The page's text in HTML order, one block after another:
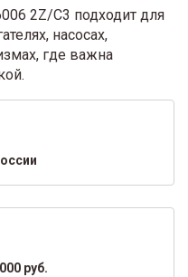
2Z/C3 подходит для
насосах,
где важна
руб.